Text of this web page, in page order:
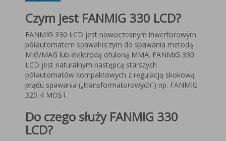
Czym jest FANMIG 330 LCD?
FANMIG 330 LCD jest nowoczesnym inwertorowym
półautomatem spawalniczym do spawania metodą
MIG/MAG lub elektrodą otuloną MMA. FANMIG 330
LCD jest naturalnym następcą starszych
półautomatów kompaktowych z regulacją skokową
prądu spawania („transformatorowych”) np. FANMIG
320-4 MOST.
Do czego służy FANMIG 330
LCD?